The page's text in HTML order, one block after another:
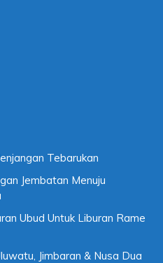
Tebarukan
Jembatan Menuju
Ubud Untuk Liburan Rame
Jimbaran & Nusa Dua